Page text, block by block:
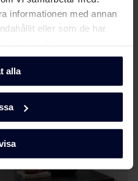
informationen med annan
eller som de har
alla
312524 Ladda ner
Ladda ner utvalda